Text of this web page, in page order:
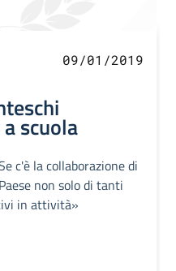
09/01/2019
scuola
c'è la collaborazione di
non solo di tanti
in attività»